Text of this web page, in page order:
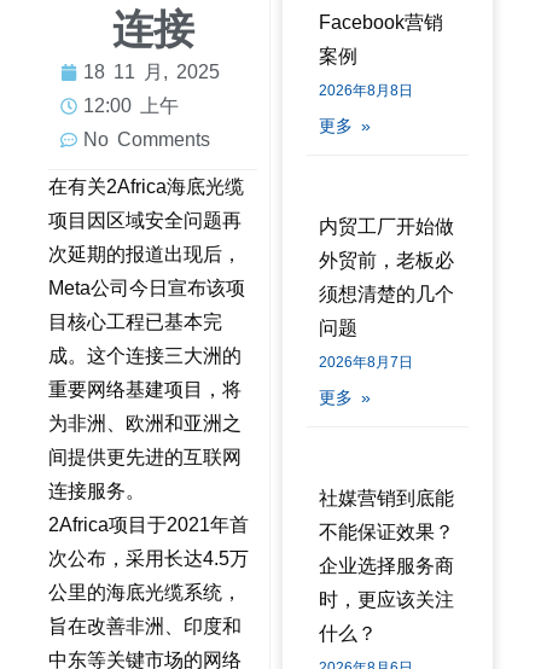
连接
18 11 月, 2025
12:00 上午
No Comments
在有关2Africa海底光缆
项目因区域安全问题再
次延期的报道出现后，
Meta公司今日宣布该项
目核心工程已基本完
成。这个连接三大洲的
重要网络基建项目，将
为非洲、欧洲和亚洲之
间提供更先进的互联网
连接服务。
2Africa项目于2021年首
次公布，采用长达4.5万
公里的海底光缆系统，
旨在改善非洲、印度和
中东等关键市场的网络
Facebook营销
案例
2026年8月8日
更多 »
内贸工厂开始做
外贸前，老板必
须想清楚的几个
问题
2026年8月7日
更多 »
社媒营销到底能
不能保证效果？
企业选择服务商
时，更应该关注
什么？